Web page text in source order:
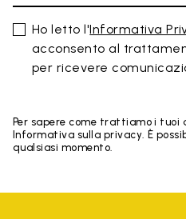
Ho letto l'Informativa
acconsento al
per ricevere
Per sapere come trattiamo i
Informativa sulla privacy. È
qualsiasi momento.